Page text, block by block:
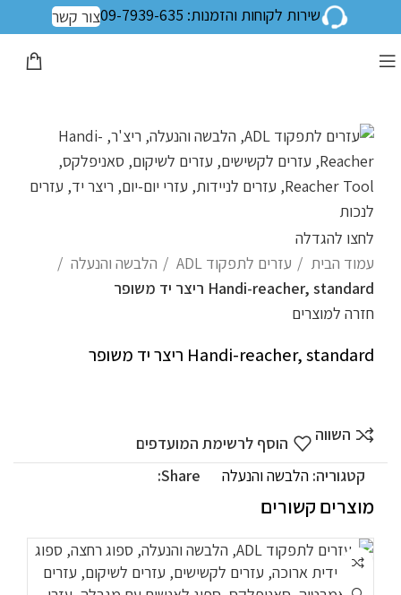
שירות לקוחות והזמנות: 09-7939-635 צור קשר
לחצו להגדלה
עמוד הבית
עזרים לתפקוד ADL
הלבשה והנעלה
Handi-reacher, standard ריצר יד משופר
חזרה למוצרים
Handi-reacher, standard ריצר יד משופר
השווה
הוסף לרשימת המועדפים
קטגוריה: הלבשה והנעלה Share:
מוצרים קשורים